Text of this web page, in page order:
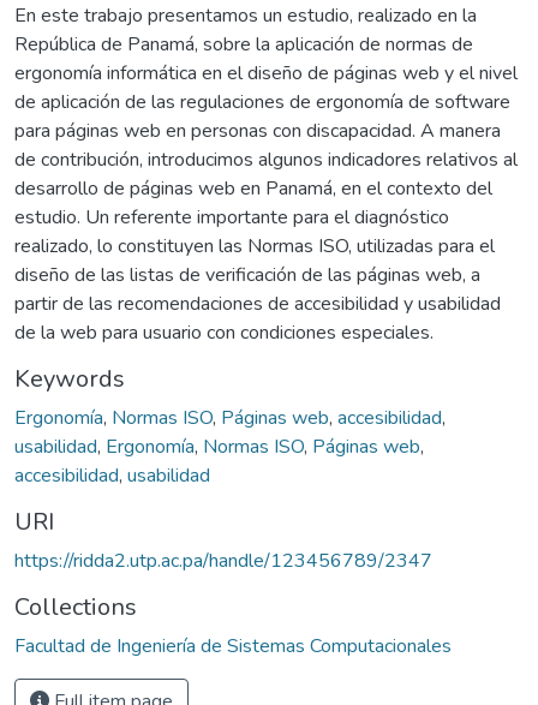
En este trabajo presentamos un estudio, realizado en la
República de Panamá, sobre la aplicación de normas de
ergonomía informática en el diseño de páginas web y el nivel
de aplicación de las regulaciones de ergonomía de software
para páginas web en personas con discapacidad. A manera
de contribución, introducimos algunos indicadores relativos al
desarrollo de páginas web en Panamá, en el contexto del
estudio. Un referente importante para el diagnóstico
realizado, lo constituyen las Normas ISO, utilizadas para el
diseño de las listas de verificación de las páginas web, a
partir de las recomendaciones de accesibilidad y usabilidad
de la web para usuario con condiciones especiales.
Keywords
Ergonomía, Normas ISO, Páginas web, accesibilidad,
usabilidad, Ergonomía, Normas ISO, Páginas web,
accesibilidad, usabilidad
URI
https://ridda2.utp.ac.pa/handle/123456789/2347
Collections
Facultad de Ingeniería de Sistemas Computacionales